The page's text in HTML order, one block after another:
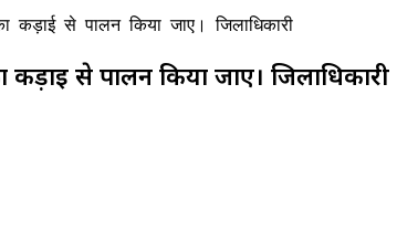
से पालन किया जाए। जिलाधिकारी
से पालन किया जाए। जिलाधिकारी